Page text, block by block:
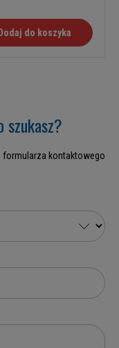
Dodaj do koszyka
szukasz?
formularza kontaktowego